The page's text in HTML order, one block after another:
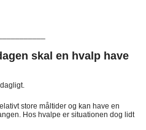
skal en hvalp have
store måltider og kan have en
Hos hvalpe er situationen dog lidt